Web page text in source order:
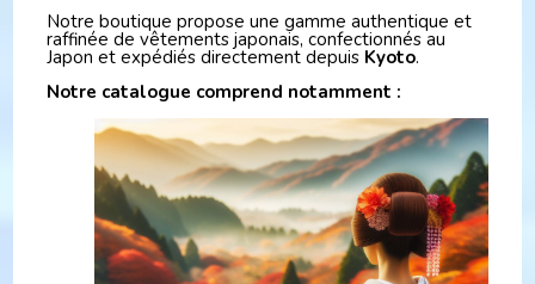
Notre boutique propose une gamme authentique et
raffinée de vêtements japonais, confectionnés au
Japon et expédiés directement depuis Kyoto.
Notre catalogue comprend notamment :